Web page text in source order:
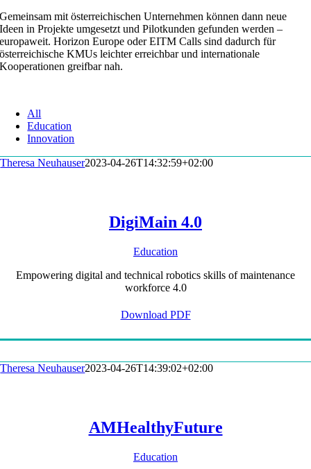
Gemeinsam mit österreichischen Unternehmen können dann neue
Ideen in Projekte umgesetzt und Pilotkunden gefunden werden –
europaweit. Horizon Europe oder EITM Calls sind dadurch für
österreichische KMUs leichter erreichbar und internationale
Kooperationen greifbar nah.
All
Education
Innovation
Theresa Neuhauser2023-04-26T14:32:59+02:00
DigiMain 4.0
Education
Empowering digital and technical robotics skills of maintenance
workforce 4.0
Download PDF
Theresa Neuhauser2023-04-26T14:39:02+02:00
AMHealthyFuture
Education